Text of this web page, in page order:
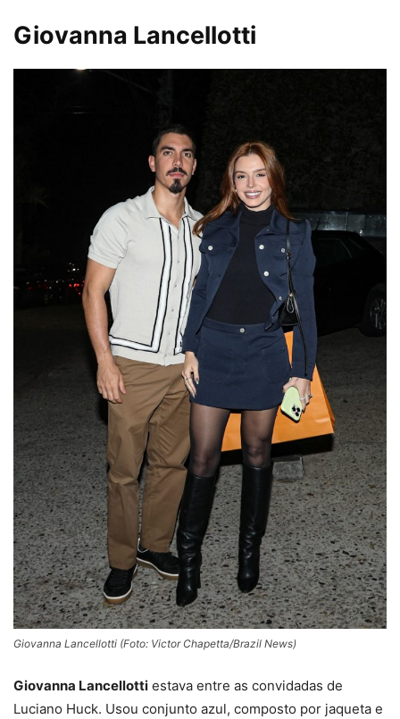
Giovanna Lancellotti
Giovanna Lancellotti (Foto: Victor Chapetta/Brazil News)
Giovanna Lancellotti estava entre as convidadas de
Luciano Huck. Usou conjunto azul, composto por jaqueta e